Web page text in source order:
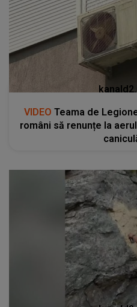
VIDEO Teama de
români să renunțe la